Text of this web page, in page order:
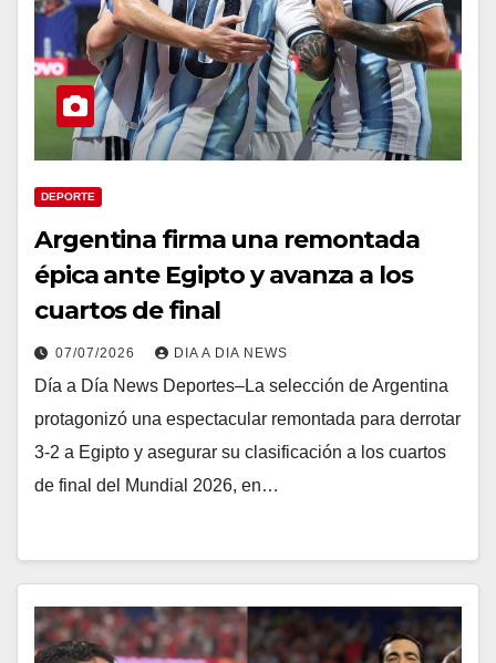
DEPORTE
Argentina firma una remontada
épica ante Egipto y avanza a los
cuartos de final
07/07/2026 DIA A DIA NEWS
Día a Día News Deportes–La selección de Argentina
protagonizó una espectacular remontada para derrotar
3-2 a Egipto y asegurar su clasificación a los cuartos
de final del Mundial 2026, en…